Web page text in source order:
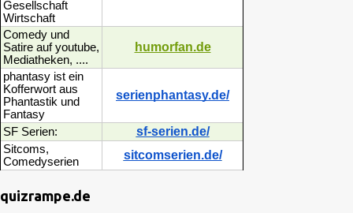
Gesellschaft
Wirtschaft
Comedy und
Satire auf youtube,
Mediatheken, ....
humorfan.de
phantasy ist ein
Kofferwort aus
Phantastik und
Fantasy
serienphantasy.de/
SF Serien: sf-serien.de/
Sitcoms,
Comedyserien
sitcomserien.de/
quizrampe.de